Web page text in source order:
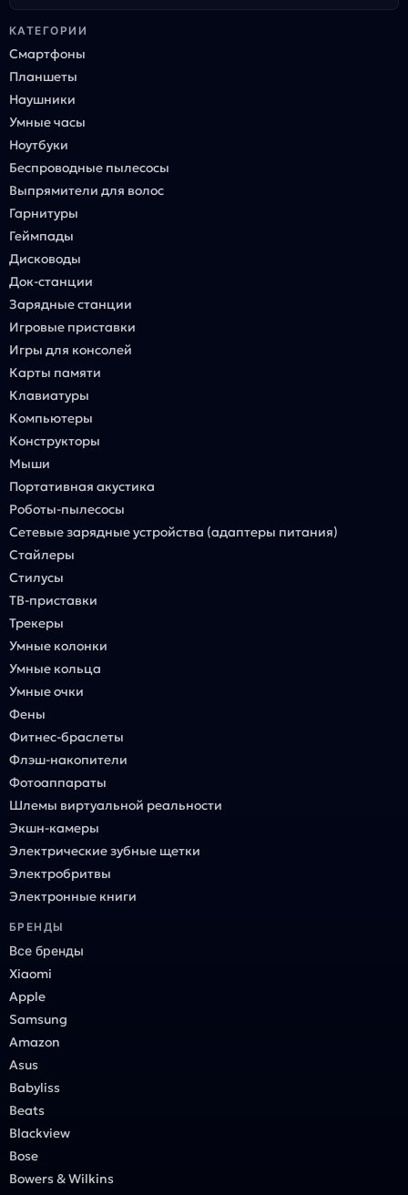
КАТЕГОРИИ
Смартфоны
Планшеты
Наушники
Умные часы
Ноутбуки
Беспроводные пылесосы
Выпрямители для волос
Гарнитуры
Геймпады
Дисководы
Док-станции
Зарядные станции
Игровые приставки
Игры для консолей
Карты памяти
Клавиатуры
Компьютеры
Конструкторы
Мыши
Портативная акустика
Роботы-пылесосы
Сетевые зарядные устройства (адаптеры питания)
Стайлеры
Стилусы
ТВ-приставки
Трекеры
Умные колонки
Умные кольца
Умные очки
Фены
Фитнес-браслеты
Флэш-накопители
Фотоаппараты
Шлемы виртуальной реальности
Экшн-камеры
Электрические зубные щетки
Электробритвы
Электронные книги
БРЕНДЫ
Все бренды
Xiaomi
Apple
Samsung
Amazon
Asus
Babyliss
Beats
Blackview
Bose
Bowers & Wilkins